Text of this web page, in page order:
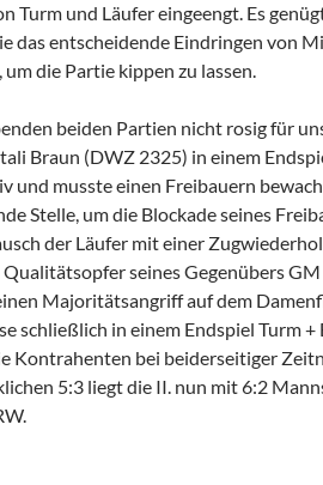
Turm und Läufer eingeengt. Es
das entscheidende Eindringen von
die Partie kippen zu lassen.
beiden Partien nicht rosig für
Braun (DWZ 2325) in einem
und musste einen Freibauern
Stelle, um die Blockade seines
der Läufer mit einer
Qualitätsopfer seines Gegenübers
Majoritätsangriff auf dem
schließlich in einem Endspiel Turm +
Kontrahenten bei beiderseitiger
5:3 liegt die II. nun mit 6:2